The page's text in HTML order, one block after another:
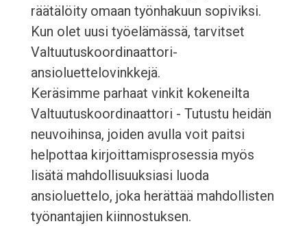
räätälöity omaan työnhakuun sopiviksi.
Kun olet uusi työelämässä, tarvitset
Valtuutuskoordinaattori-
ansioluettelovinkkejä.
Keräsimme parhaat vinkit kokeneilta
Valtuutuskoordinaattori - Tutustu heidän
neuvoihinsa, joiden avulla voit paitsi
helpottaa kirjoittamisprosessia myös
lisätä mahdollisuuksiasi luoda
ansioluettelo, joka herättää mahdollisten
työnantajien kiinnostuksen.